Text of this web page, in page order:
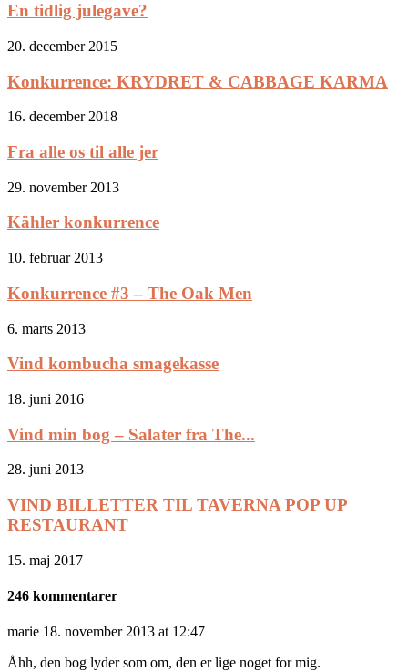
En tidlig julegave?
20. december 2015
Konkurrence: KRYDRET & CABBAGE KARMA
16. december 2018
Fra alle os til alle jer
29. november 2013
Kähler konkurrence
10. februar 2013
Konkurrence #3 – The Oak Men
6. marts 2013
Vind kombucha smagekasse
18. juni 2016
Vind min bog – Salater fra The...
28. juni 2013
VIND BILLETTER TIL TAVERNA POP UP
RESTAURANT
15. maj 2017
246 kommentarer
marie 18. november 2013 at 12:47
Åhh, den bog lyder som om, den er lige noget for mig.